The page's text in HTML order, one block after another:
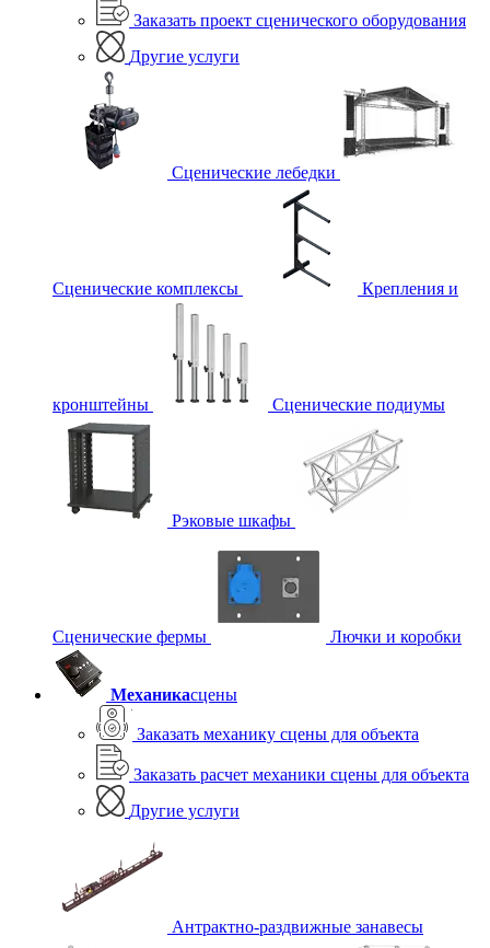
Заказать проект сценического оборудования
Другие услуги
Сценические лебедки
Сценические комплексы Крепления и
кронштейны Сценические подиумы
Рэковые шкафы
Сценические фермы Лючки и коробки
Механикасцены
Заказать механику сцены для объекта
Заказать расчет механики сцены для объекта
Другие услуги
Антрактно-раздвижные занавесы